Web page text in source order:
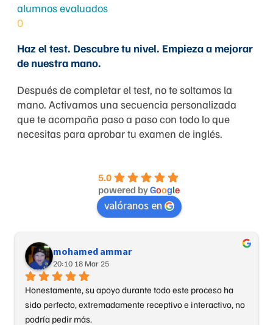
alumnos evaluados
0
Haz el test. Descubre tu nivel. Empieza a mejorar
de nuestra mano.
Después de completar el test, no te soltamos la
mano. Activamos una secuencia personalizada
que te acompaña paso a paso con todo lo que
necesitas para aprobar tu examen de inglés.
5.0
powered byGoogle
valóranos en
mohamed ammar
20:10 18 Mar 25
Honestamente, su apoyo durante todo este proceso ha
sido perfecto, extremadamente receptivo e interactivo, no
podría pedir más.